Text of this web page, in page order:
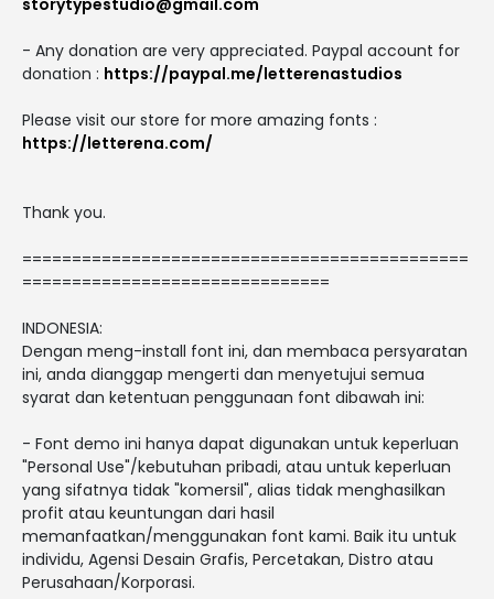
- Any donation are very appreciated. Paypal account for
donation : https://paypal.me/letterenastudios
Please visit our store for more amazing fonts :
https://letterena.com/
Thank you.
=============================================
===============================
INDONESIA:
Dengan meng-install font ini, dan membaca persyaratan
ini, anda dianggap mengerti dan menyetujui semua
syarat dan ketentuan penggunaan font dibawah ini:
- Font demo ini hanya dapat digunakan untuk keperluan
"Personal Use"/kebutuhan pribadi, atau untuk keperluan
yang sifatnya tidak "komersil", alias tidak menghasilkan
profit atau keuntungan dari hasil
memanfaatkan/menggunakan font kami. Baik itu untuk
individu, Agensi Desain Grafis, Percetakan, Distro atau
Perusahaan/Korporasi.